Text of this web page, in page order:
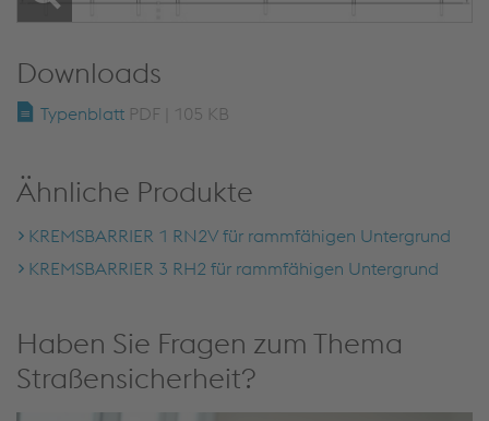
Downloads
Typenblatt PDF | 105 KB
Ähnliche Produkte
KREMSBARRIER 1 RN2V für rammfähigen Untergrund
KREMSBARRIER 3 RH2 für rammfähigen Untergrund
Haben Sie Fragen zum Thema
Straßensicherheit?